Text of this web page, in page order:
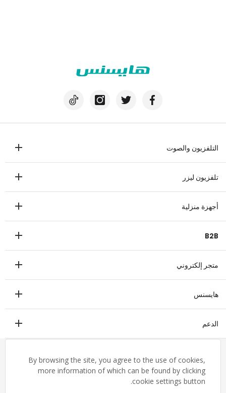
التلفزيون والصوت
تلفزيون ليزر
أجهزة منزلية
غسالة صحون
ميكروييف
فريزر أفقي
B2B
ترانزتيك
التدفئة والتهوية والتكييف
متجر إلكتروني
هايسنس
المسؤولية الاجتماعية للشركات
الدعم
شروط وأحكام الضمان
تواصل معنا
English
إخلاء المسؤولية القانونية
خريطة الموقع
By browsing the site, you agree to the use of cookies,
more information of which can be found by clicking
cookie settings button.